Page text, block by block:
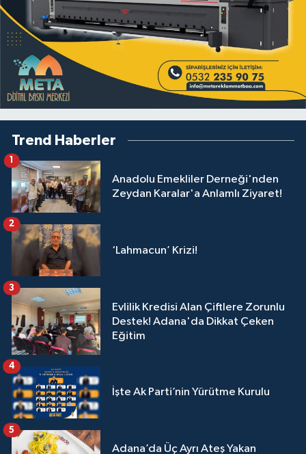
Trend Haberler
Anadolu Emekliler Derneği'nden
Zeydan Karalar'a Anlamlı Ziyaret!
1
‘Lahmacun’ Krizi!
2
Evlilik Kredisi Alan Çiftlere Zorunlu
Destek! Adana'da Dikkat Çeken
Eğitim
3
İşte Ak Parti’nin Yürütme Kurulu
4
Adana’da Üç Ayrı Ateş Yakan
5